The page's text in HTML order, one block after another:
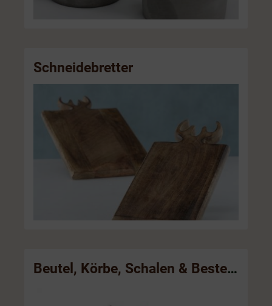
Schneidebretter
Beutel, Körbe, Schalen & Besteckt Taschen